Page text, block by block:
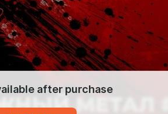
after purchase